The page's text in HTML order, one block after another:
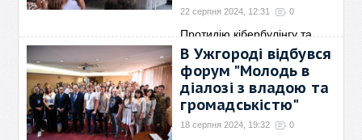
22 серпня 2024, 12:31 0
Протидію кібербулінгу та
кібергрумінгу обговорили→
В Ужгороді відбувся
форум "Молодь в
діалозі з владою та
громадськістю"
18 серпня 2024, 19:32 0